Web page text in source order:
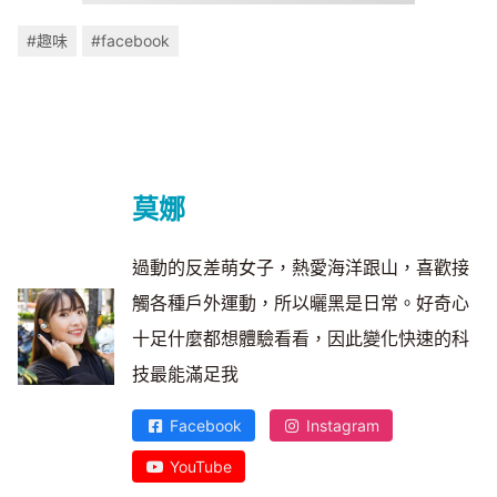
#趣味 #facebook
莫娜
過動的反差萌女子，熱愛海洋跟山，喜歡接
觸各種戶外運動，所以曬黑是日常。好奇心
十足什麼都想體驗看看，因此變化快速的科
技最能滿足我
Facebook Instagram
YouTube